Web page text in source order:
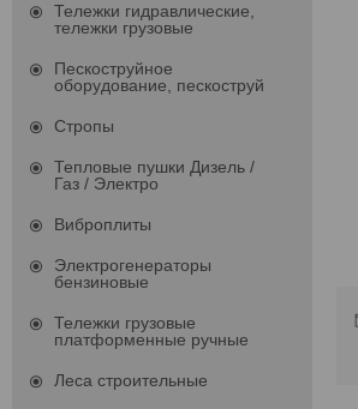
Тележки гидравлические,
тележки грузовые
Пескоструйное
оборудование, пескоструй
Стропы
Тепловые пушки Дизель /
Газ / Электро
Виброплиты
Электрогенераторы
бензиновые
Тележки грузовые
платформенные ручные
Леса строительные